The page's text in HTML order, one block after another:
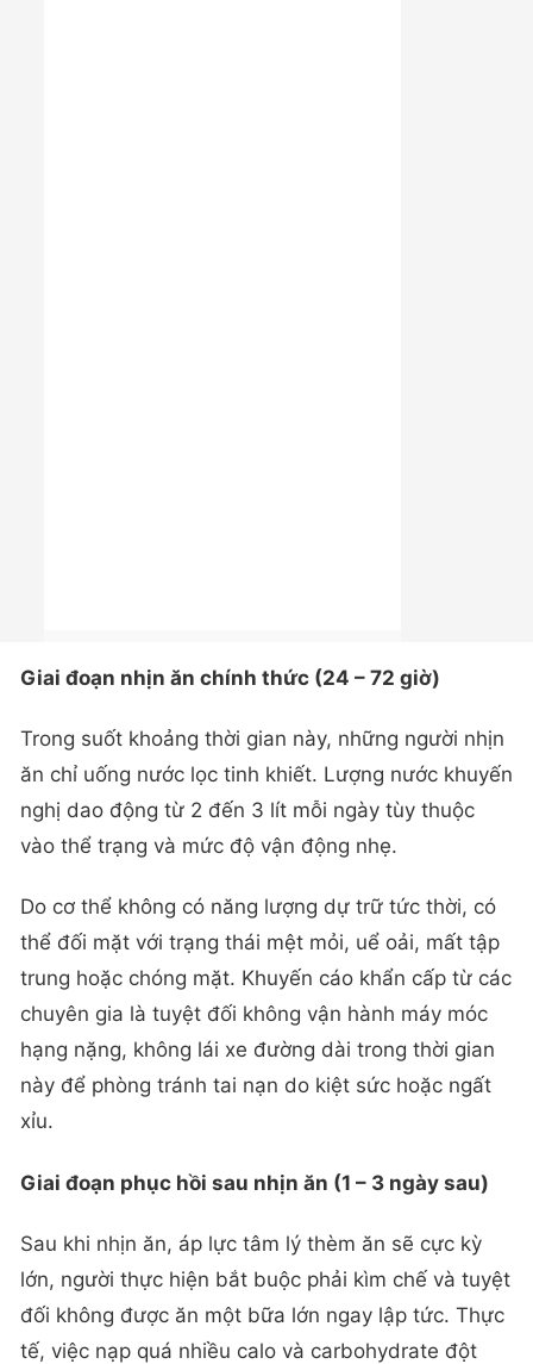
Giai đoạn nhịn ăn chính thức (24 – 72 giờ)
Trong suốt khoảng thời gian này, những người nhịn
ăn chỉ uống nước lọc tinh khiết. Lượng nước khuyến
nghị dao động từ 2 đến 3 lít mỗi ngày tùy thuộc
vào thể trạng và mức độ vận động nhẹ.
Do cơ thể không có năng lượng dự trữ tức thời, có
thể đối mặt với trạng thái mệt mỏi, uể oải, mất tập
trung hoặc chóng mặt. Khuyến cáo khẩn cấp từ các
chuyên gia là tuyệt đối không vận hành máy móc
hạng nặng, không lái xe đường dài trong thời gian
này để phòng tránh tai nạn do kiệt sức hoặc ngất
xỉu.
Giai đoạn phục hồi sau nhịn ăn (1 – 3 ngày sau)
Sau khi nhịn ăn, áp lực tâm lý thèm ăn sẽ cực kỳ
lớn, người thực hiện bắt buộc phải kìm chế và tuyệt
đối không được ăn một bữa lớn ngay lập tức. Thực
tế, việc nạp quá nhiều calo và carbohydrate đột